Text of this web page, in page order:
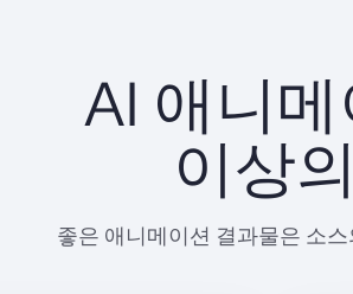
AI 애니
이상
좋은 애니메이션 결과물은 소